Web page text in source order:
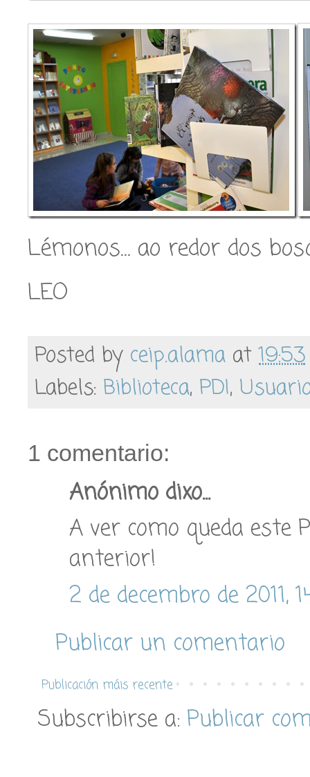
Lémonos… ao redor dos
LEO
Posted by ceip.alama at19:53
Labels: Biblioteca, PDI,
1 comentario:
Anónimo dixo...
A ver como queda este
anterior!
2 de decembro de 2011,
Publicar un comentario
Publicación máis recente
Subscribirse a: Publicar